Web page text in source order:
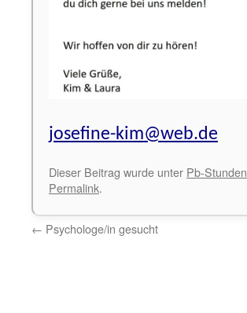
josefine-kim@web.de
Dieser Beitrag wurde unter Pb-Stunden
Permalink.
← Psychologe/in gesucht